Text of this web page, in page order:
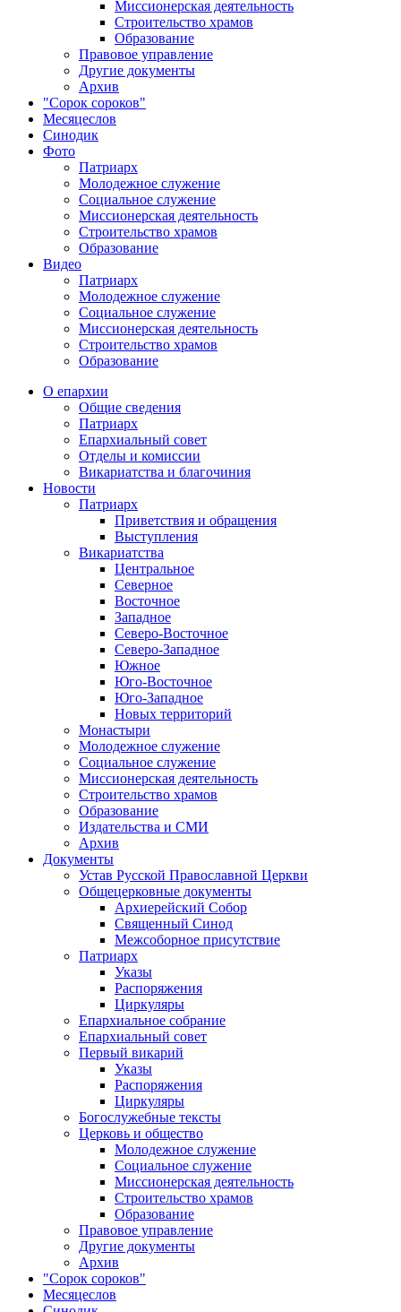
Миссионерская деятельность
Строительство храмов
Образование
Правовое управление
Другие документы
Архив
"Сорок сороков"
Месяцеслов
Синодик
Фото
Патриарх
Молодежное служение
Социальное служение
Миссионерская деятельность
Строительство храмов
Образование
Видео
Патриарх
Молодежное служение
Социальное служение
Миссионерская деятельность
Строительство храмов
Образование
О епархии
Общие сведения
Патриарх
Епархиальный совет
Отделы и комиссии
Викариатства и благочиния
Новости
Патриарх
Приветствия и обращения
Выступления
Викариатства
Центральное
Северное
Восточное
Западное
Северо-Восточное
Северо-Западное
Южное
Юго-Восточное
Юго-Западное
Новых территорий
Монастыри
Молодежное служение
Социальное служение
Миссионерская деятельность
Строительство храмов
Образование
Издательства и СМИ
Архив
Документы
Устав Русской Православной Церкви
Общецерковные документы
Архиерейский Собор
Священный Синод
Межсоборное присутствие
Патриарх
Указы
Распоряжения
Циркуляры
Епархиальное собрание
Епархиальный совет
Первый викарий
Указы
Распоряжения
Циркуляры
Богослужебные тексты
Церковь и общество
Молодежное служение
Социальное служение
Миссионерская деятельность
Строительство храмов
Образование
Правовое управление
Другие документы
Архив
"Сорок сороков"
Месяцеслов